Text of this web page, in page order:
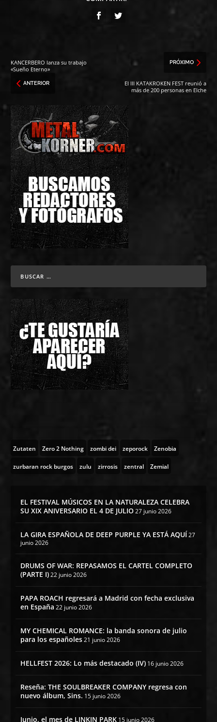
KANCERBERO lanza su trabajo
«Sueño Eterno»
ANTERIOR
PRÓXIMO
El III KATAKROKEN FEST reunió a
más de 200 personas en Elche
Zutaten Zero 2 Nothing zombi dei zeporock Zenobia
zurbaran rock burgos zulu zirrosis zentral Zemial
EL FESTIVAL MÚSICOS EN LA NATURALEZA CELEBRA
SU XIX ANIVERSARIO EL 4 DE JULIO 27 junio 2026
LA GIRA ESPAÑOLA DE DEEP PURPLE YA ESTÁ AQUÍ27
junio 2026
DRUMS OF WAR: REPASAMOS EL CARTEL COMPLETO
(PARTE I) 22 junio 2026
PAPA ROACH regresará a Madrid con fecha exclusiva
en España 22 junio 2026
MY CHEMICAL ROMANCE: la banda sonora de julio
para los españoles 21 junio 2026
HELLFEST 2026: Lo más destacado (IV) 16 junio 2026
Reseña: THE SOULBREAKER COMPANY regresa con
nuevo álbum, Sins. 15 junio 2026
Junio, el mes de LINKIN PARK 15 junio 2026